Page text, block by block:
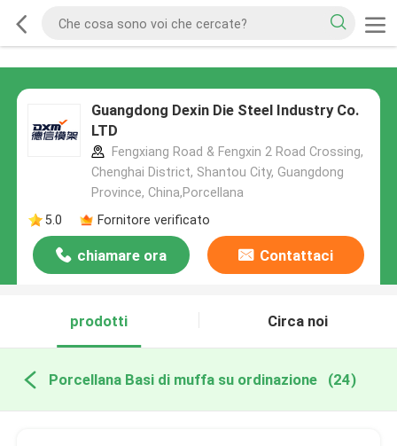
Guangdong Dexin Die Steel Industry Co.
LTD
Fengxiang Road & Fengxin 2 Road Crossing,
Chenghai District, Shantou City, Guangdong
Province, China,Porcellana
5.0
Fornitore verificato
chiamare ora Contattaci
prodotti Circa noi
Porcellana Basi di muffa su ordinazione (24)